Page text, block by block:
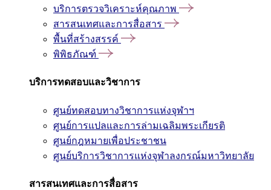
บริการตรวจวิเคราะห์คุณภาพ
สารสนเทศและการสื่อสาร
พื้นที่สร้างสรรค์
พิพิธภัณฑ์
บริการทดสอบและวิชาการ
ศูนย์ทดสอบทางวิชาการแห่งจุฬาฯ
ศูนย์การแปลและการล่ามเฉลิมพระเกียรติ
ศูนย์กฎหมายเพื่อประชาชน
ศูนย์บริการวิชาการแห่งจุฬาลงกรณ์มหาวิทยาลัย
สารสนเทศและการสื่อสาร